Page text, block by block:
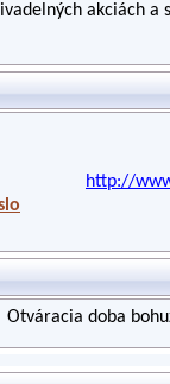
akciách a
http://
Otváracia doba